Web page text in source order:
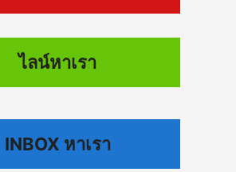
ไลน์หาเรา
INBOX หาเรา